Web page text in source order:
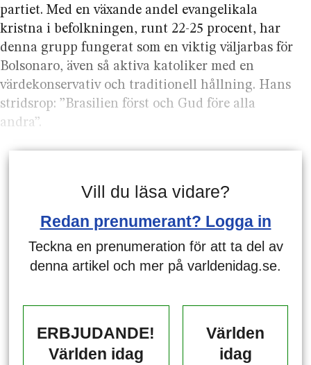
partiet. Med en växande andel evangelikala
kristna i befolkningen, runt 22-25 procent, har
denna grupp fungerat som en viktig väljarbas för
Bolsonaro, även så aktiva katoliker med en
värdekonservativ och traditionell hållning. Hans
stridsrop: ”Brasilien först och Gud före alla
andra”.
Vill du läsa vidare?
Redan prenumerant? Logga in
Teckna en prenumeration för att ta del av
denna artikel och mer på varldenidag.se.
ERBJUDANDE!
Världen idag
Världen
idag